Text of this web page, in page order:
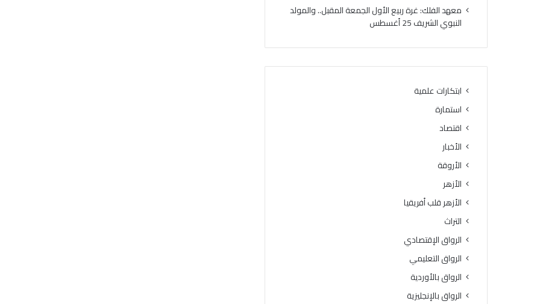
معهد الفلك: غرة ربيع الأول الجمعة المقبل.. والمولد
النبوي الشريف 25 أغسطس
ابتكارات علمية
استمارة
اقتصاد
الأخبار
الأروقة
الأزهر
الأزهر قلب أفريقيا
التراث
الرواق الإقتصادي
الرواق التعليمي
الرواق بالأوردية
الرواق بالإنجليزية